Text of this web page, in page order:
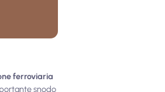
ferroviaria
snodo